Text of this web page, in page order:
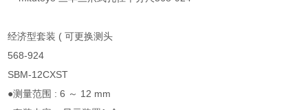
经济型套装 ( 可更换测头
568-924
SBM-12CXST
●测量范围 : 6 ～ 12 mm